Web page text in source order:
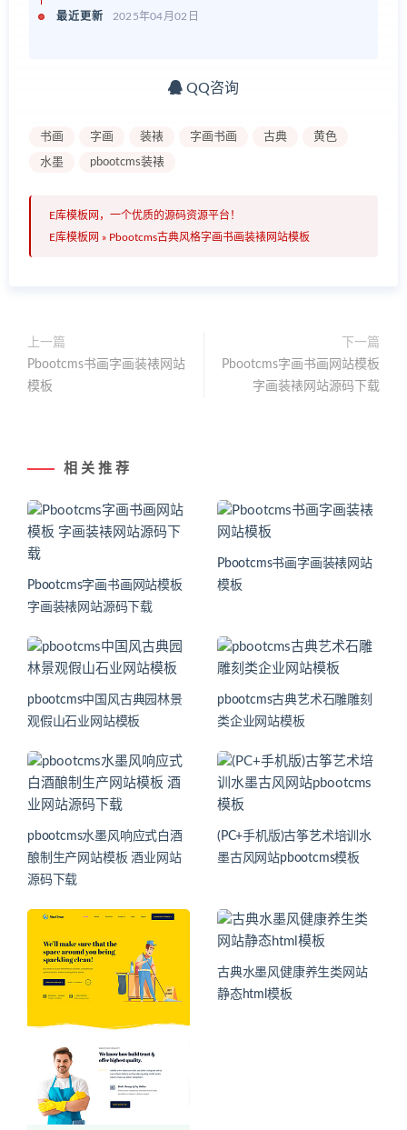
最近更新 2025年04月02日
QQ咨询
书画 字画 装裱 字画书画 古典 黄色
水墨 pbootcms装裱
E库模板网，一个优质的源码资源平台！
E库模板网 » Pbootcms古典风格字画书画装裱网站模板
上一篇
Pbootcms书画字画装裱网站
模板
下一篇
Pbootcms字画书画网站模板
字画装裱网站源码下载
相 关 推 荐
Pbootcms字画书画网站模板
字画装裱网站源码下载
Pbootcms书画字画装裱网站
模板
pbootcms中国风古典园林景
观假山石业网站模板
pbootcms古典艺术石雕雕刻
类企业网站模板
pbootcms水墨风响应式白酒
酿制生产网站模板 酒业网站
源码下载
(PC+手机版)古筝艺术培训水
墨古风网站pbootcms模板
古典水墨风健康养生类网站
静态html模板